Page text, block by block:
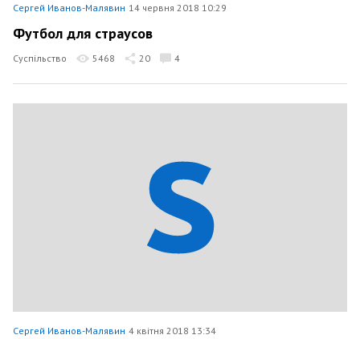
Сергей Иванов-Малявин 14 червня 2018 10:29
Футбол для страусов
Суспільство 5468 20 4
Сергей Иванов-Малявин 4 квітня 2018 13:34